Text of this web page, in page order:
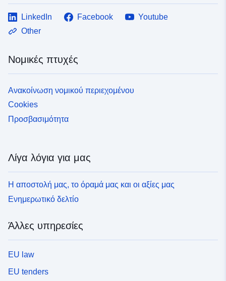
LinkedIn Facebook
Youtube
Other
Νομικές πτυχές
Ανακοίνωση νομικού περιεχομένου
Cookies
Προσβασιμότητα
Λίγα λόγια για μας
Η αποστολή μας, το όραμά μας και οι αξίες μας
Ενημερωτικό δελτίο
Άλλες υπηρεσίες
EU law
EU tenders